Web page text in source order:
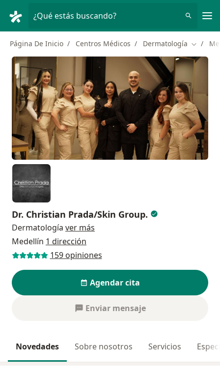
¿Qué estás buscando?
Página De Inicio Centros Médicos Dermatología
Dr. Christian Prada/Skin Group.
Dermatología ver más
Medellín 1 dirección
159 opiniones
Agendar cita
Enviar mensaje
Novedades Sobre nosotros Servicios